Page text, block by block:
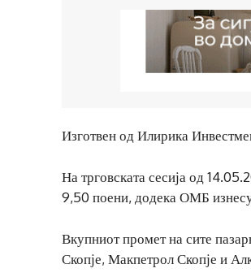
Изготвен од Илирика
На трговската сесија од
9,50 поени, додека ОМБ
Вкупниот промет на сите
Скопје, Макпетрол Скопје и